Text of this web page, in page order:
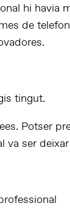
hi havia
de
tingut.
Potser
va ser